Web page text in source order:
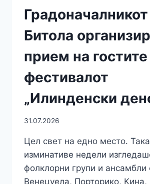
ЌЕ
ПОЈАВИ
ВИСТИНСКАТА
МОЖНОСТ,
НЕ
ЌЕ
Битола
прием на
фестивалот
„Илинденски
31.07.2026
Цел свет на едно место. Така
изминативе недели
фолклорни групи и
Венецуела, Порторико, Кина,